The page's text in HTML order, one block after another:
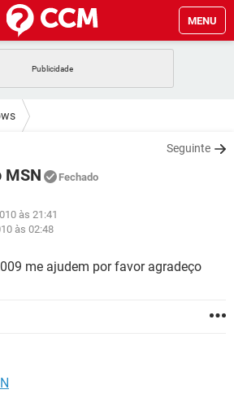
MENU
GMAIL
WHATSAPP
GMAIL
EXCEL
WHATSAPP
Seguinte
MSN Fechado
às 21:41
às 02:48
me ajudem por favor agradeço